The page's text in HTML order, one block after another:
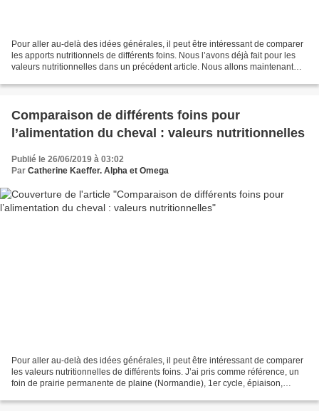
Pour aller au-delà des idées générales, il peut être intéressant de comparer
les apports nutritionnels de différents foins. Nous l’avons déjà fait pour les
valeurs nutritionnelles dans un précédent article. Nous allons maintenant
Comparaison de différents foins pour
l’alimentation du cheval : valeurs nutritionnelles
Publié le 26/06/2019 à 03:02
Par Catherine Kaeffer. Alpha et Omega
Pour aller au-delà des idées générales, il peut être intéressant de comparer
les valeurs nutritionnelles de différents foins. J’ai pris comme référence, un
foin de prairie permanente de plaine (Normandie), 1er cycle, épiaison,